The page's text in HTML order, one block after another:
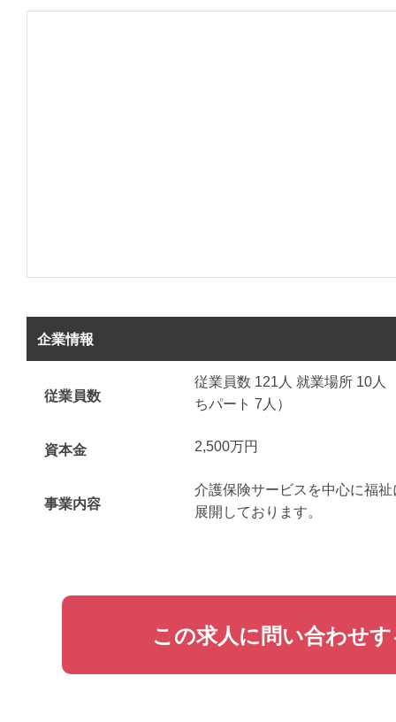
企業情報
従業員数
従業員数 121人 就業場所 10人
ちパート 7人）
資本金 2,500万円
事業内容
介護保険サービスを中心に福
展開しております。
この求人に問い合わせ